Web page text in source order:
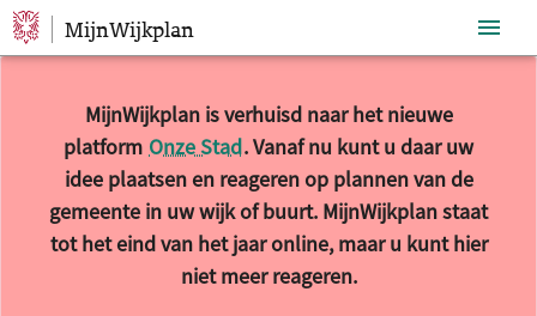
Sla navigatie over
MijnWijkplan
MijnWijkplan is verhuisd naar het nieuwe
platform Onze Stad. Vanaf nu kunt u daar uw
idee plaatsen en reageren op plannen van de
gemeente in uw wijk of buurt. MijnWijkplan staat
tot het eind van het jaar online, maar u kunt hier
niet meer reageren.